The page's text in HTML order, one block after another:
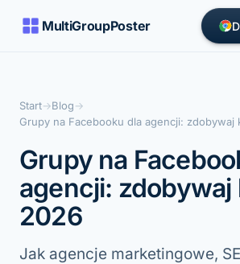
MultiGroupPoster
Start→Blog→
Grupy na Facebooku dla agencji: zdobywaj
Grupy na
agencji:
2026
Jak agencje marketingowe,